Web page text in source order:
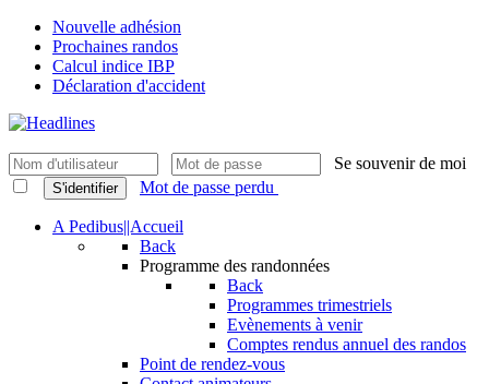
Nouvelle adhésion
Prochaines randos
Calcul indice IBP
Déclaration d'accident
Se souvenir de moi
S'identifier Mot de passe perdu
A Pedibus||Accueil
Back
Programme des randonnées
Back
Programmes trimestriels
Evènements à venir
Comptes rendus annuel des randos
Point de rendez-vous